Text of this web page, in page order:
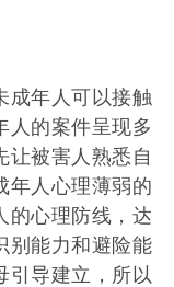
成年人可以接触
人的案件呈现多
让被害人熟悉自
年人心理薄弱的
的心理防线，达
别能力和避险能
引导建立，所以